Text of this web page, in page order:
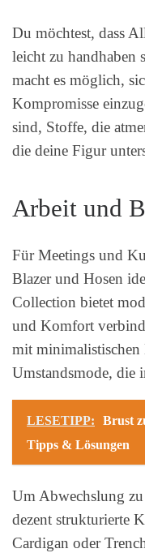
Du möchtest, dass
leicht zu handhaben
macht es möglich,
Kompromisse
sind, Stoffe, die
die deine Figur
Arbeit und
Für Meetings und
Blazer und Hosen
Collection bietet
und Komfort
mit minimalistischen
Umstandsmode, die
LESETIPP:
Brust
Tipps & Lösungen
Um Abwechslung
dezent strukturierte
Cardigan oder